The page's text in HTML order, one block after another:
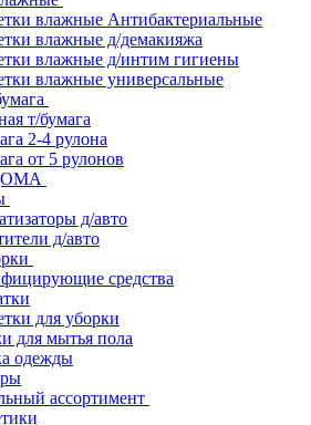
влажные Антибактериальные
влажные д/демакияжа
влажные д/интим гигиены
влажные универсальные
т/бумага
2-4 рулона
от 5 рулонов
д/авто
д/авто
средства
для уборки
для мытья пола
одежды
ассортимент